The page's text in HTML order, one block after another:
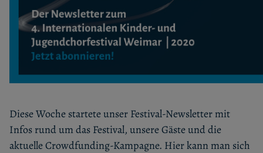
Diese Woche startete unser Festival-Newsletter mit
Infos rund um das Festival, unsere Gäste und die
aktuelle Crowdfunding-Kampagne. Hier kann man sich